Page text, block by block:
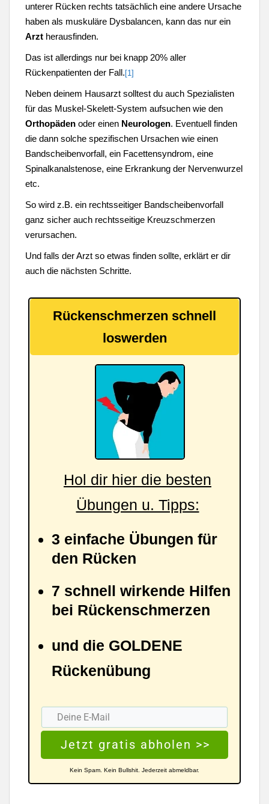
unterer Rücken rechts tatsächlich eine andere Ursache
haben als muskuläre Dysbalancen, kann das nur ein
Arzt herausfinden.
Das ist allerdings nur bei knapp 20% aller
Rückenpatienten der Fall.[1]
Neben deinem Hausarzt solltest du auch Spezialisten
für das Muskel-Skelett-System aufsuchen wie den
Orthopäden oder einen Neurologen. Eventuell finden
die dann solche spezifischen Ursachen wie einen
Bandscheibenvorfall, ein Facettensyndrom, eine
Spinalkanalstenose, eine Erkrankung der Nervenwurzel
etc.
So wird z.B. ein rechtsseitiger Bandscheibenvorfall
ganz sicher auch rechtsseitige Kreuzschmerzen
verursachen.
Und falls der Arzt so etwas finden sollte, erklärt er dir
auch die nächsten Schritte.
Rückenschmerzen schnell
loswerden
Hol dir hier die besten
Übungen u. Tipps:
3 einfache Übungen für
den Rücken
7 schnell wirkende Hilfen
bei Rückenschmerzen
und die GOLDENE
Rückenübung
Jetzt gratis abholen >>
Kein Spam. Kein Bullshit. Jederzeit abmeldbar.